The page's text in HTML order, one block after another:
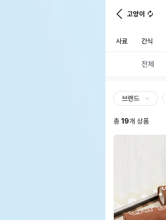
고양이
사료 간식
전체
브랜드
총 19개 상품